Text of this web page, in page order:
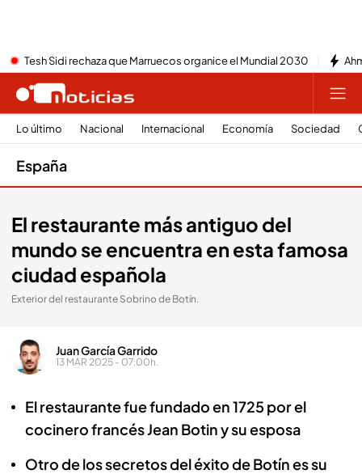
Tesh Sidi rechaza que Marruecos organice el Mundial 2030
Lo último Nacional Internacional Economía Sociedad
España
El restaurante más antiguo del
mundo se encuentra en esta famosa
ciudad española
Exterior del restaurante Sobrino de Botín.
Juan García Garrido
13 MAR 2025 - 07:00h.
El restaurante fue fundado en 1725 por el
cocinero francés Jean Botin y su esposa
Otro de los secretos del éxito de Botín es su